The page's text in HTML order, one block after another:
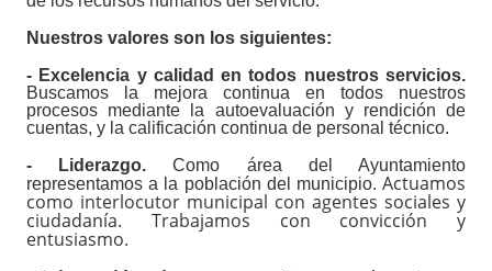
Nuestros valores son los siguientes:
- Excelencia y calidad en todos nuestros servicios.
Buscamos la mejora continua en todos nuestros
procesos mediante la autoevaluación y rendición de
cuentas, y la calificación continua de personal técnico.
- Liderazgo. Como área del Ayuntamiento
representamos a la población del municipio. Actuamos
como interlocutor municipal con agentes sociales y
ciudadanía. Trabajamos con convicción y
entusiasmo.